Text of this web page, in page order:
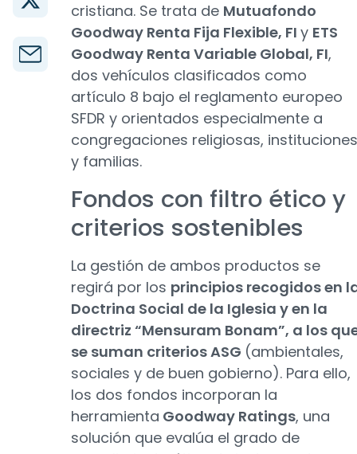
cristiana. Se trata de Mutuafondo
Goodway Renta Fija Flexible, FI y ETS
Goodway Renta Variable Global, FI,
dos vehículos clasificados como
artículo 8 bajo el reglamento europeo
SFDR y orientados especialmente a
congregaciones religiosas, instituciones
y familias.
Fondos con filtro ético y
criterios sostenibles
La gestión de ambos productos se
regirá por los principios recogidos en
Doctrina Social de la Iglesia y en la
directriz “Mensuram Bonam”, a los
se suman criterios ASG (ambientales,
sociales y de buen gobierno). Para ello,
los dos fondos incorporan la
herramienta Goodway Ratings, una
solución que evalúa el grado de